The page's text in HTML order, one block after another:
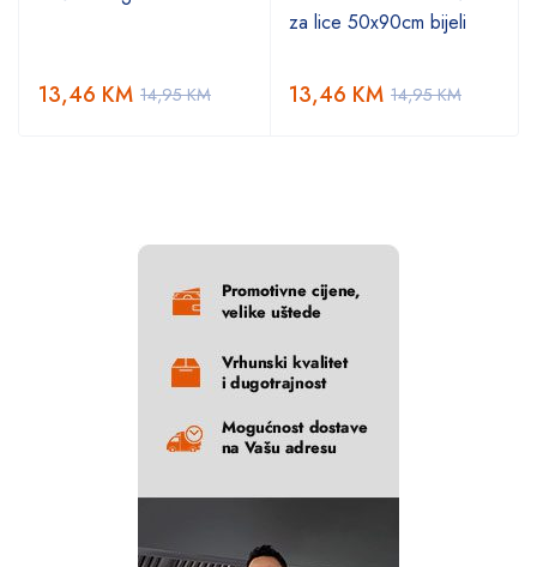
14,95KM
13,46 KM
za lice 50x90cm bijeli
14,95KM
13,46 KM